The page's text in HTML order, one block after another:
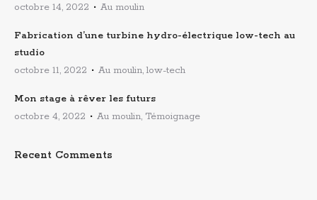
octobre 14, 2022
Au moulin
Fabrication d’une turbine hydro-électrique low-tech au
studio
octobre 11, 2022
Au moulin, low-tech
Mon stage à rêver les futurs
octobre 4, 2022
Au moulin, Témoignage
Recent Comments